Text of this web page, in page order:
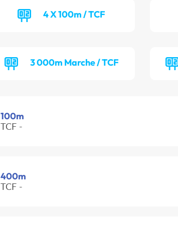
4 X 100m / TCF
3 000m Marche / TCF
100m
TCF -
400m
TCF -